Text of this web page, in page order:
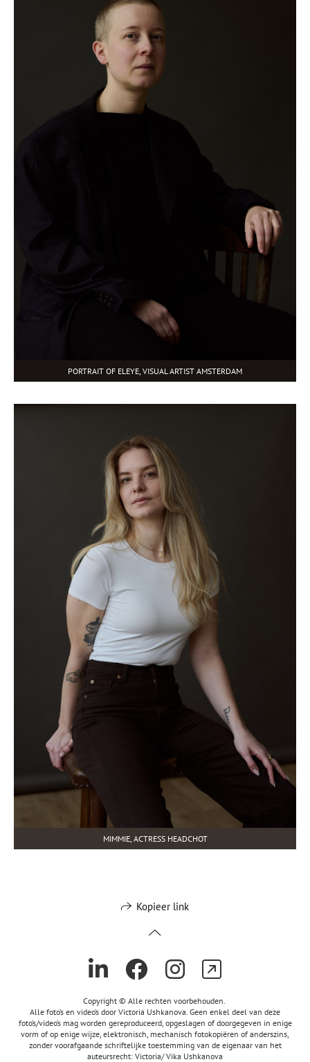
PORTRAIT OF ELEYE, VISUAL ARTIST AMSTERDAM
MIMMIE, ACTRESS HEADCHOT
Kopieer link
Copyright © Alle rechten voorbehouden.
Alle foto’s en video’s door Victoria Ushkanova. Geen enkel deel van deze
foto’s/video’s mag worden gereproduceerd, opgeslagen of doorgegeven in enige
vorm of op enige wijze, elektronisch, mechanisch fotokopiëren of anderszins,
zonder voorafgaande schriftelijke toestemming van de eigenaar van het
auteursrecht: Victoria/ Vika Ushkanova